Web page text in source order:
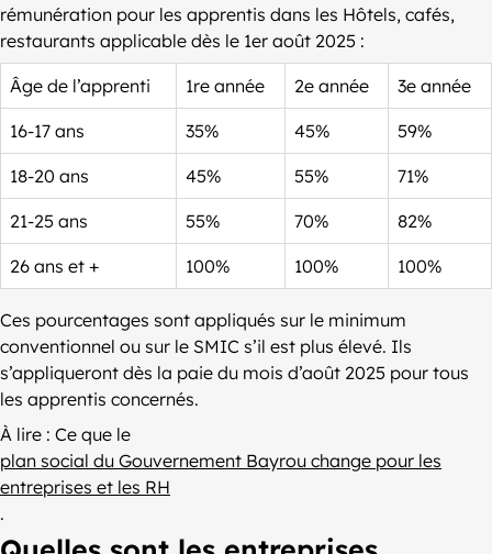
rémunération pour les apprentis dans les Hôtels, cafés,
restaurants applicable dès le 1er août 2025 :
Âge de l’apprenti 1re année 2e année 3e année
16-17 ans 35% 45% 59%
18-20 ans 45% 55% 71%
21-25 ans 55% 70% 82%
26 ans et + 100% 100% 100%
Ces pourcentages sont appliqués sur le minimum
conventionnel ou sur le SMIC s’il est plus élevé. Ils
s’appliqueront dès la paie du mois d’août 2025 pour tous
les apprentis concernés.
À lire : Ce que le
plan social du Gouvernement Bayrou change pour les
entreprises et les RH
.